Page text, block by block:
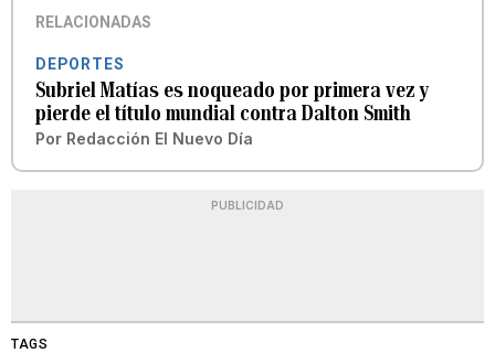
RELACIONADAS
DEPORTES
Subriel Matías es noqueado por primera vez y
pierde el título mundial contra Dalton Smith
Por Redacción El Nuevo Día
PUBLICIDAD
TAGS